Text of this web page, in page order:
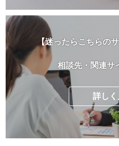
【迷ったらこちらの
相談先・関連サ
詳しく